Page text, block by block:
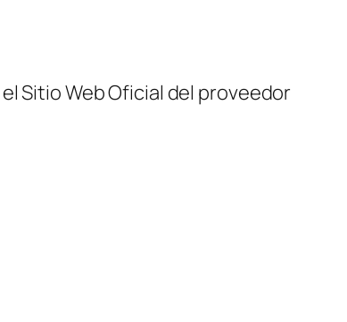
Sitio Web Oficial del proveedor